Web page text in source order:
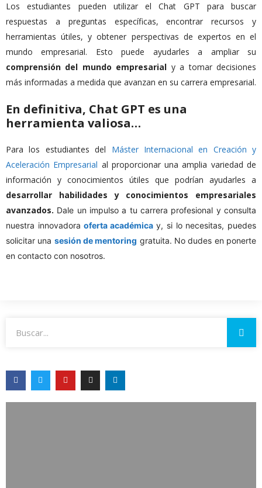
Los estudiantes pueden utilizar el Chat GPT para buscar
respuestas a preguntas específicas, encontrar recursos y
herramientas útiles, y obtener perspectivas de expertos en el
mundo empresarial. Esto puede ayudarles a ampliar su
comprensión del mundo empresarial y a tomar decisiones
más informadas a medida que avanzan en su carrera empresarial.
En definitiva, Chat GPT es una
herramienta valiosa…
Para los estudiantes del Máster Internacional en Creación y
Aceleración Empresarial al proporcionar una amplia variedad de
información y conocimientos útiles que podrían ayudarles a
desarrollar habilidades y conocimientos empresariales
avanzados. Dale un impulso a tu carrera profesional y consulta
nuestra innovadora oferta académica y, si lo necesitas, puedes
solicitar una sesión de mentoring gratuita. No dudes en ponerte
en contacto con nosotros.